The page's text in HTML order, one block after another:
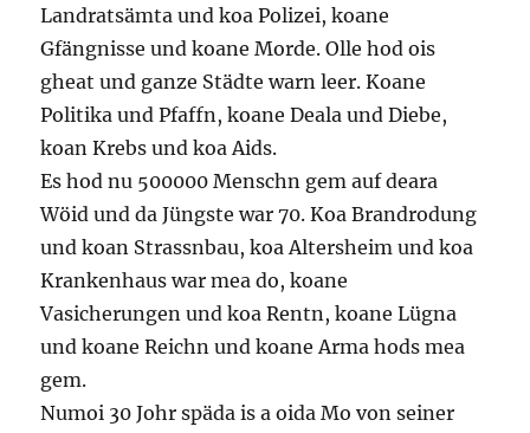
Landratsämta und koa Polizei, koane
Gfängnisse und koane Morde. Olle hod ois
gheat und ganze Städte warn leer. Koane
Politika und Pfaffn, koane Deala und Diebe,
koan Krebs und koa Aids.
Es hod nu 500000 Menschn gem auf deara
Wöid und da Jüngste war 70. Koa Brandrodung
und koan Strassnbau, koa Altersheim und koa
Krankenhaus war mea do, koane
Vasicherungen und koa Rentn, koane Lügna
und koane Reichn und koane Arma hods mea
gem.
Numoi 30 Johr späda is a oida Mo von seiner